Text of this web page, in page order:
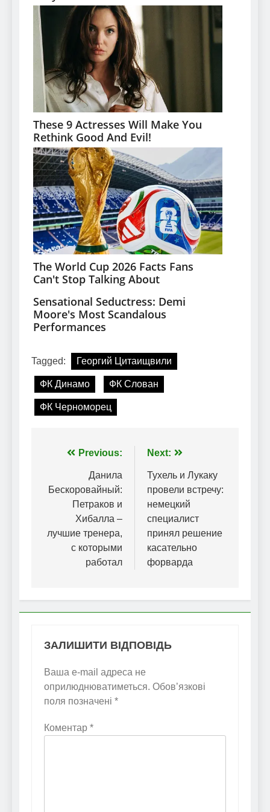
Tagged: Георгий Цитаищвили
ФК Динамо ФК Слован
ФК Черноморец
Навігація
записів
Previous:
Данила
Бескоровайный:
Петраков и
Хибалла –
лучшие тренера,
с которыми
работал
Next:
Тухель и Лукаку
провели встречу:
немецкий
специалист
принял решение
касательно
форварда
ЗАЛИШИТИ ВІДПОВІДЬ
Ваша e-mail адреса не
оприлюднюватиметься. Обов’язкові
поля позначені *
Коментар *